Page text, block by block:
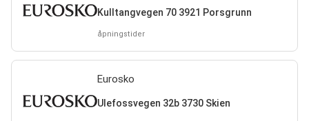
Kulltangvegen 70 3921 Porsgrunn
åpningstider
Eurosko
Ulefossvegen 32b 3730 Skien